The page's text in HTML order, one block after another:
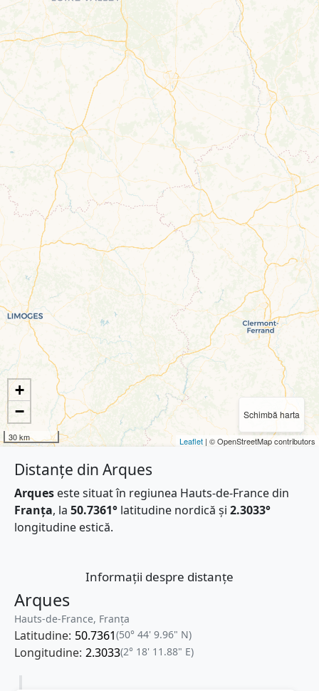
Schimbă harta
+
−
30 km Leaflet | © OpenStreetMap contributors
Distanțe din Arques
Arques este situat în regiunea Hauts-de-France din
Franţa, la 50.7361° latitudine nordică și 2.3033°
longitudine estică.
Informații despre distanțe
Arques
Hauts-de-France, Franţa
Latitudine: 50.7361(50° 44' 9.96" N)
Longitudine: 2.3033(2° 18' 11.88" E)